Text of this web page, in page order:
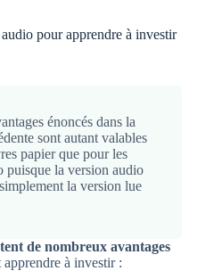
pour apprendre à investir
énoncés dans la
sont autant valables
papier que pour les
puisque la version audio
la version lue
de nombreux avantages
à investir :